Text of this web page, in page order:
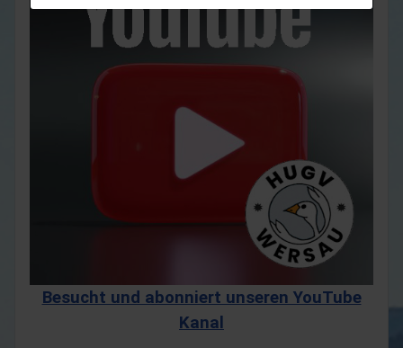
Besucht und abonniert unseren YouTube
Kanal